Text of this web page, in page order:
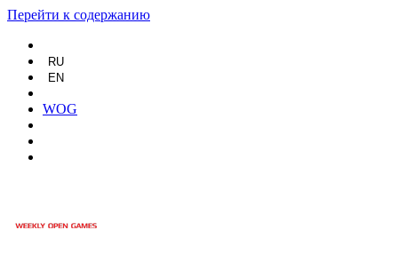
Перейти к содержанию
RU
EN
WOG